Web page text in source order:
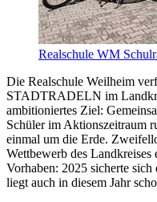
Realschule WM
Die Realschule Weilheim
STADTRADELN im
ambitioniertes Ziel:
Schüler im Aktionszeitraum
einmal um die Erde.
Wettbewerb des
Vorhaben: 2025 sicherte sich
liegt auch in diesem Jahr